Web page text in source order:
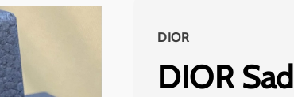
DIOR
DIOR